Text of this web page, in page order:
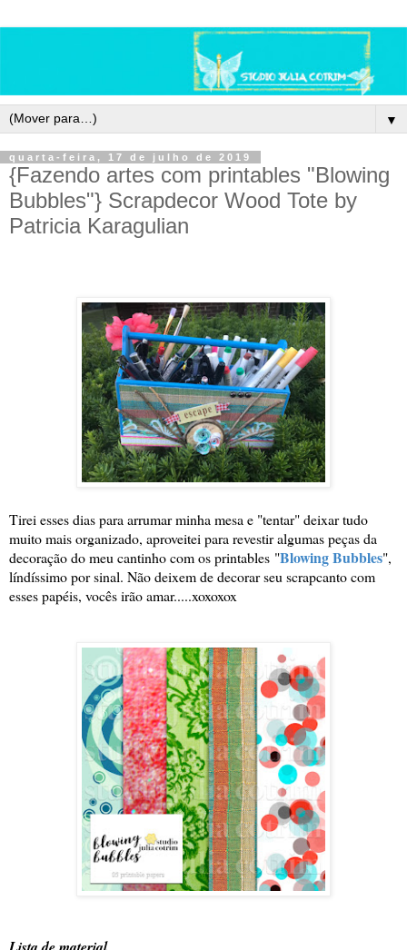
▼
quarta-feira, 17 de julho de 2019
{Fazendo artes com printables "Blowing
Bubbles"} Scrapdecor Wood Tote by
Patricia Karagulian
Tirei esses dias para arrumar minha mesa e "tentar" deixar tudo
muito mais organizado, aproveitei para revestir algumas peças da
decoração do meu cantinho com os printables "Blowing Bubbles",
líndíssimo por sinal. Não deixem de decorar seu scrapcanto com
esses papéis, vocês irão amar.....xoxoxox